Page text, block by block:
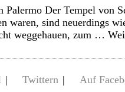
Der Tempel von
waren, sind neuerdings
weggehauen, zum …
| Twittern | Auf